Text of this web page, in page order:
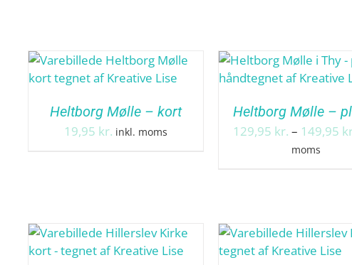
Heltborg Mølle – kort
19,95 kr. inkl. moms
Heltborg Mølle –
129,95 kr. – 149,95
moms